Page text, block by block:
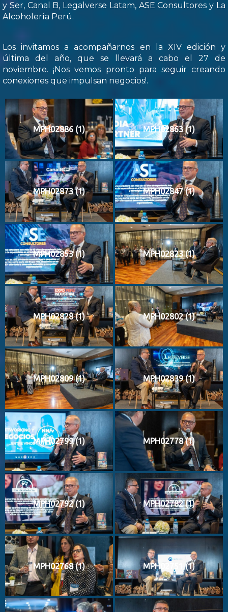
y Ser, Canal B, Legalverse Latam, ASE Consultores y La
Alcoholería Perú.
Los invitamos a acompañarnos en la XIV edición y
última del año, que se llevará a cabo el 27 de
noviembre. ¡Nos vemos pronto para seguir creando
conexiones que impulsan negocios!.
MPH02886 (1) MPH02863 (1)
MPH02873 (1) MPH02847 (1)
MPH02853 (1) MPH02823 (1)
MPH02828 (1) MPH02802 (1)
MPH02809 (1) MPH02839 (1)
MPH02799 (1) MPH02778 (1)
MPH02792 (1) MPH02782 (1)
MPH02768 (1) MPH02751 (1)